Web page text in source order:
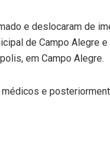
e deslocaram de
de Campo Alegre
em Campo Alegre.
e